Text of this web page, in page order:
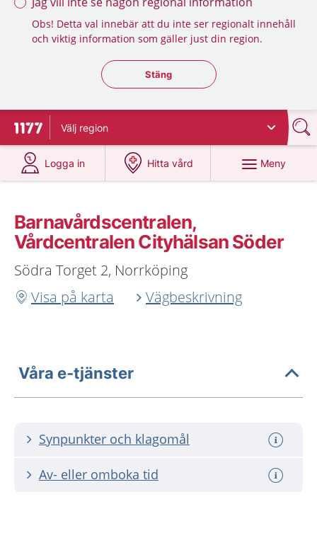
Obs! Detta val innebär att du inte ser regionalt innehåll
och viktig information som gäller just din region.
Stäng regionsväljaren
Stäng
Till startsidan för 1177
Välj region
Logga in
på 1177.se
Hitta vård
på 1177.se
Meny
Barnavårdscentralen,
Vårdcentralen Cityhälsan Söder
Södra Torget 2, Norrköping
Visa på karta
Vägbeskrivning
Våra e-tjänster
Synpunkter och klagomål
Av- eller omboka tid